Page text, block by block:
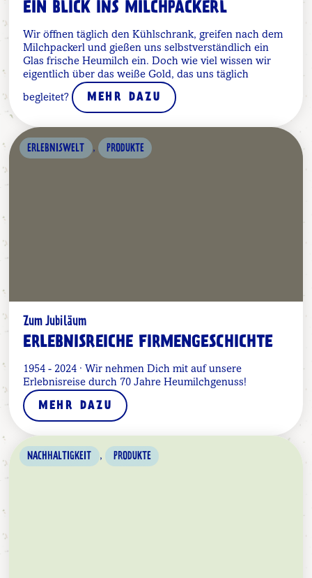
EIN BLICK INS MILCHPACKERL
Wir öffnen täglich den Kühlschrank, greifen nach dem
Milchpackerl und gießen uns selbstverständlich ein
Glas frische Heumilch ein. Doch wie viel wissen wir
eigentlich über das weiße Gold, das uns täglich
begleitet? MEHR DAZU
ERLEBNISWELT , PRODUKTE
Zum Jubiläum
ERLEBNISREICHE FIRMENGESCHICHTE
1954 - 2024 · Wir nehmen Dich mit auf unsere
Erlebnisreise durch 70 Jahre Heumilchgenuss!
MEHR DAZU
NACHHALTIGKEIT , PRODUKTE